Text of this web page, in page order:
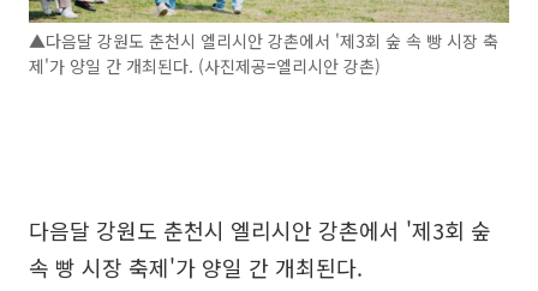
▲다음달 강원도 춘천시 엘리시안 강촌에서 '제3회 숲 속 빵 시장 축
제'가 양일 간 개최된다. (사진제공=엘리시안 강촌)
다음달 강원도 춘천시 엘리시안 강촌에서 '제3회 숲
속 빵 시장 축제'가 양일 간 개최된다.